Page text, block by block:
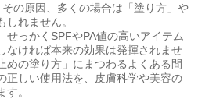
の原因、多くの場合は「塗り方」や
しれません。
せっかくSPFやPA値の高いアイテム
なければ本来の効果は発揮されませ
めの塗り方」にまつわるよくある間
正しい使用法を、皮膚科学や美容の
。